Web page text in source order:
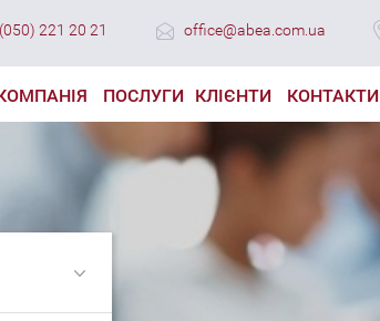
221 20 21 office@abea.com.ua
ПОСЛУГИ КЛІЄНТИ КОНТАКТИ